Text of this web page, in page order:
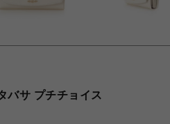
バサ プチチョイス